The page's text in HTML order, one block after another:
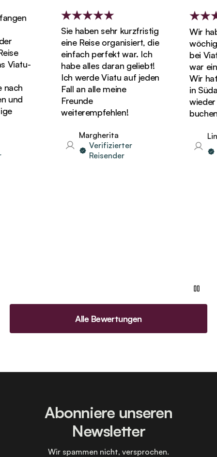
Sie haben sehr kurzfristig
eine Reise organisiert, die
einfach perfekt war. Ich
habe alles daran geliebt!
Ich werde Viatu auf jeden
Fall an alle meine
Freunde
weiterempfehlen!
Margherita
Verifizierter
Reisender
Wir
bei
war
Wir
in
wieder
buchen!
Linda
Alle Bewertungen
Abonniere unseren
Newsletter
Wir spammen nicht, versprochen.